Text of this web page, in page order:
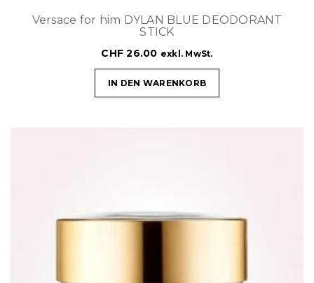
Versace for him DYLAN BLUE DEODORANT
STICK
CHF 26.00 exkl. MwSt.
IN DEN WARENKORB